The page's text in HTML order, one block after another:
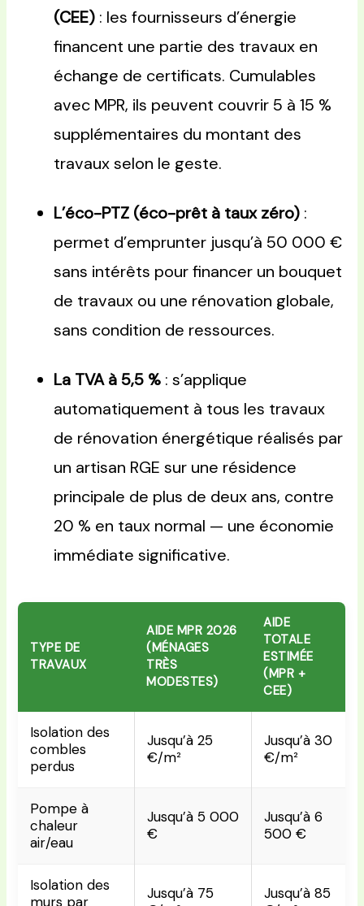
(CEE) : les fournisseurs d’énergie
financent une partie des travaux en
échange de certificats. Cumulables
avec MPR, ils peuvent couvrir 5 à 15 %
supplémentaires du montant des
travaux selon le geste.
L’éco-PTZ (éco-prêt à taux zéro) :
permet d’emprunter jusqu’à 50 000 €
sans intérêts pour financer un bouquet
de travaux ou une rénovation globale,
sans condition de ressources.
La TVA à 5,5 % : s’applique
automatiquement à tous les travaux
de rénovation énergétique réalisés par
un artisan RGE sur une résidence
principale de plus de deux ans, contre
20 % en taux normal — une économie
immédiate significative.
TYPE DE
TRAVAUX
AIDE MPR 2026
(MÉNAGES
TRÈS
MODESTES)
AIDE
TOTALE
ESTIMÉE
(MPR +
CEE)
Isolation des
combles
perdus
Jusqu’à 25
€/m²
Jusqu’à 30
€/m²
Pompe à
chaleur
air/eau
Jusqu’à 5 000
€
Jusqu’à 6
500 €
Isolation des
murs par
Jusqu’à 75
Jusqu’à 85